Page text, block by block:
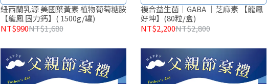
紐西蘭乳源 美國葉黃素 植物葡萄糖胺
【龍鳳 固力鈣】( 1500g/罐)
NT$990NT$1,680
複合益生菌｜GABA ｜芝麻素 【龍鳳
好坤】(80粒/盒)
NT$2,200NT$2,800